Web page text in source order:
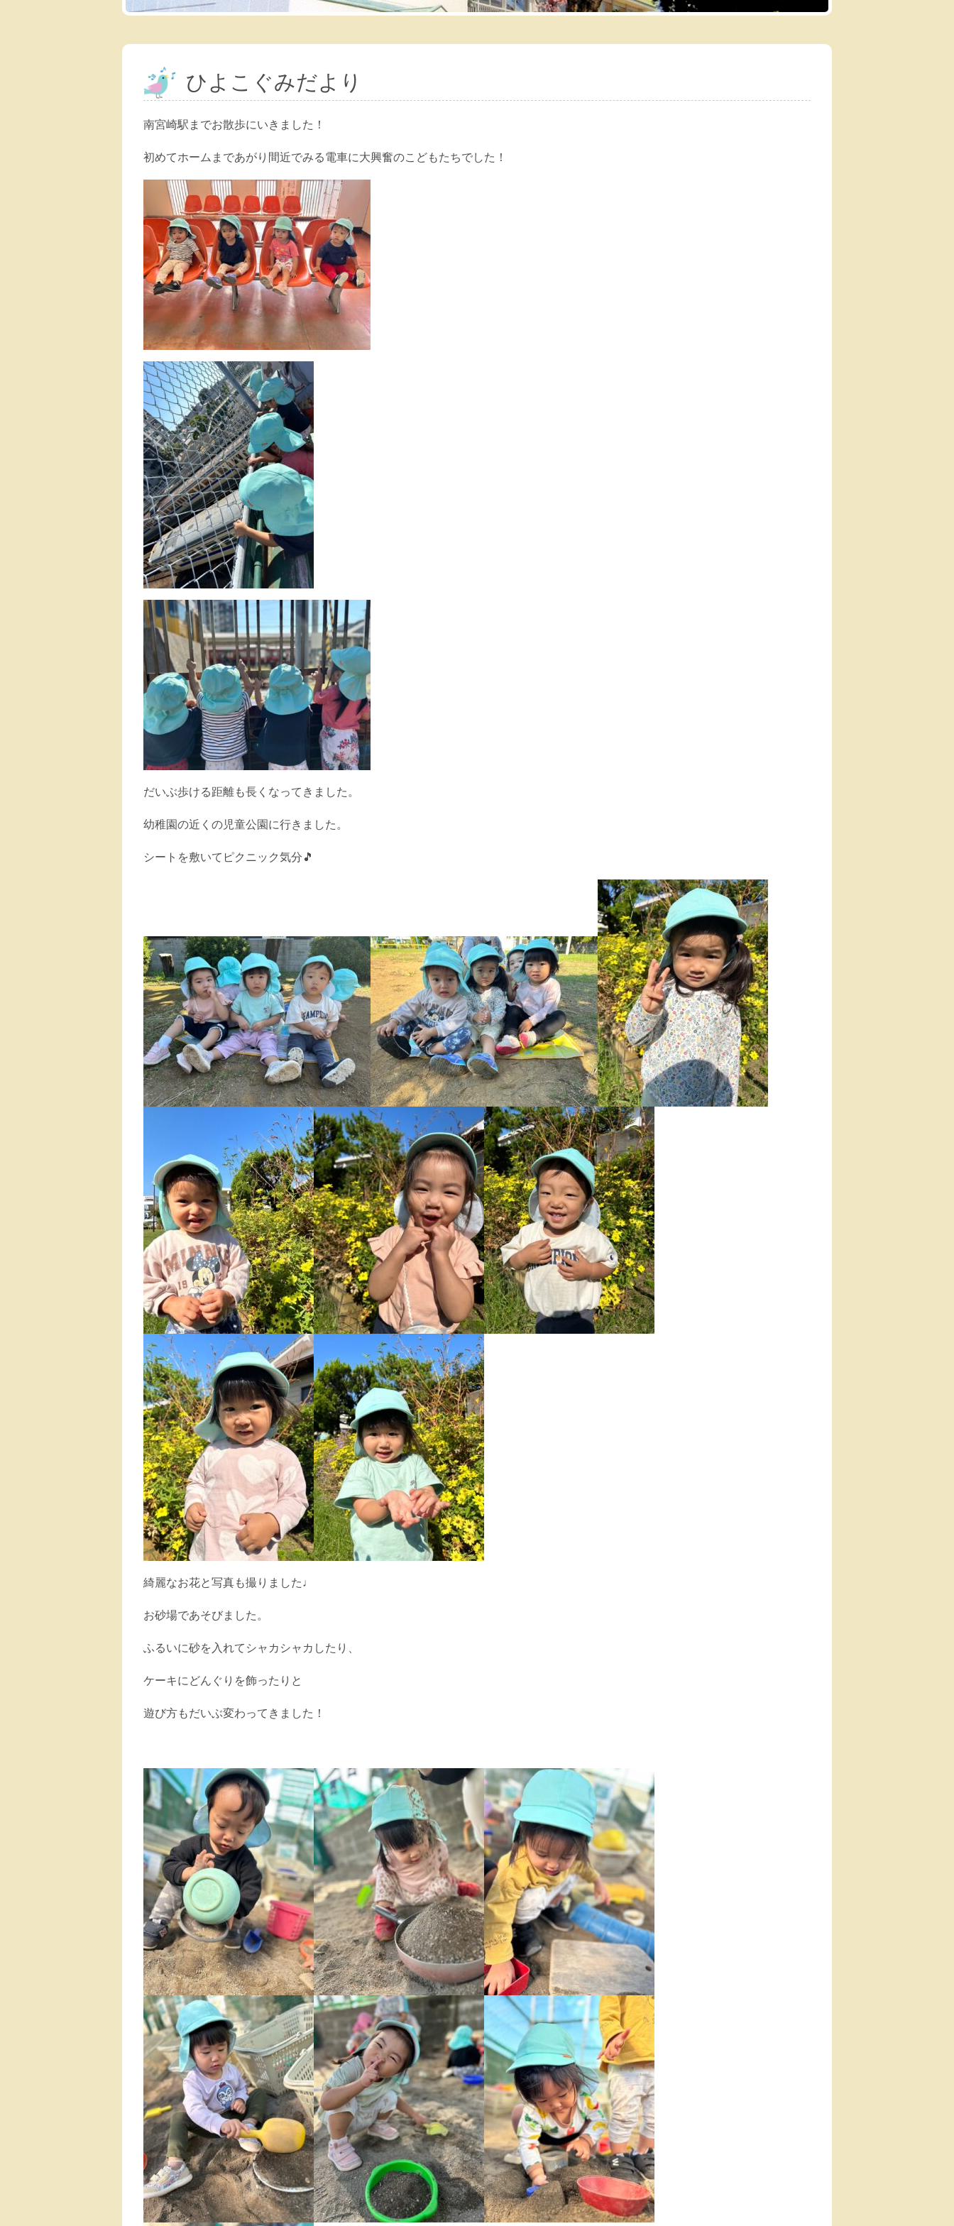
ひよこぐみだより
南宮崎駅までお散歩にいきました！
初めてホームまであがり間近でみる電車に大興奮のこどもたちでした！
だいぶ歩ける距離も長くなってきました。
幼稚園の近くの児童公園に行きました。
シートを敷いてピクニック気分🎵
綺麗なお花と写真も撮りました♩
お砂場であそびました。
ふるいに砂を入れてシャカシャカしたり、
ケーキにどんぐりを飾ったりと
遊び方もだいぶ変わってきました！